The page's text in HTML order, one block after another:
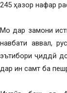
245 ҳазор нафар
Мо дар замони
навбати аввал,
эътибори ҷиддӣ
дар ин самт ба